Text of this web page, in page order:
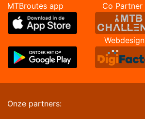
MTBroutes app Co Partner
Webdesign
Onze partners: